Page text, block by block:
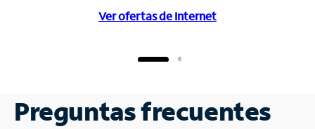
Ver ofertas de Internet
Preguntas frecuentes